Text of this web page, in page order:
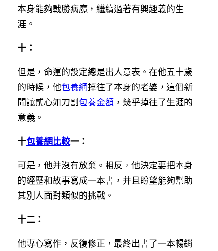
本身能夠戰勝病魔，繼續過著有興趣義的生
涯。
十：
但是，命運的設定總是出人意表。在他五十歲
的時候，他包養網掉往了本身的老婆，這個新
聞讓貳心如刀割包養金額 ，幾乎掉往了生涯的
意義。
十包養網比較一：
可是，他并沒有放棄。相反，他決定要把本身
的經歷和故事寫成一本書，并且盼望能夠幫助
其別人面對類似的挑戰。
十二：
他專心寫作，反復修正，最終出書了一本暢銷